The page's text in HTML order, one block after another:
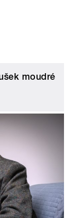
moudré